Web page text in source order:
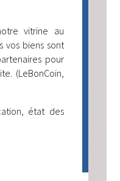
vitrine au
vos biens sont
pour
(LeBonCoin,
état des